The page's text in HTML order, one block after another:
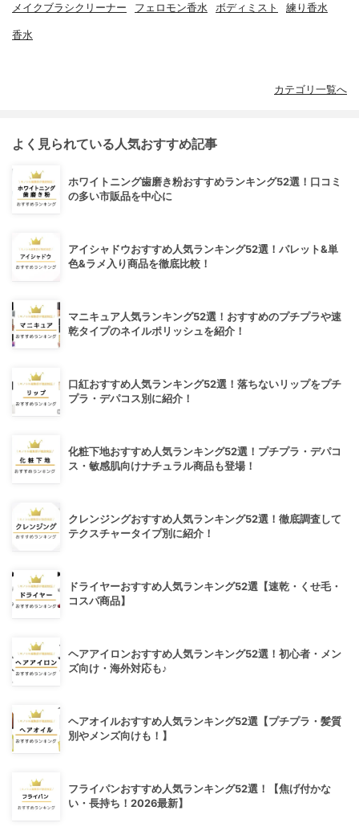
メイクブラシクリーナー フェロモン香水 ボディミスト 練り香水
香水
カテゴリ一覧へ
よく見られている人気おすすめ記事
ホワイトニング歯磨き粉おすすめランキング52選！口コミ
の多い市販品を中心に
アイシャドウおすすめ人気ランキング52選！パレット&単
色&ラメ入り商品を徹底比較！
マニキュア人気ランキング52選！おすすめのプチプラや速
乾タイプのネイルポリッシュを紹介！
口紅おすすめ人気ランキング52選！落ちないリップをプチ
プラ・デパコス別に紹介！
化粧下地おすすめ人気ランキング52選！プチプラ・デパコ
ス・敏感肌向けナチュラル商品も登場！
クレンジングおすすめ人気ランキング52選！徹底調査して
テクスチャータイプ別に紹介！
ドライヤーおすすめ人気ランキング52選【速乾・くせ毛・
コスパ商品】
ヘアアイロンおすすめ人気ランキング52選！初心者・メン
ズ向け・海外対応も♪
ヘアオイルおすすめ人気ランキング52選【プチプラ・髪質
別やメンズ向けも！】
フライパンおすすめ人気ランキング52選！【焦げ付かな
い・長持ち！2026最新】